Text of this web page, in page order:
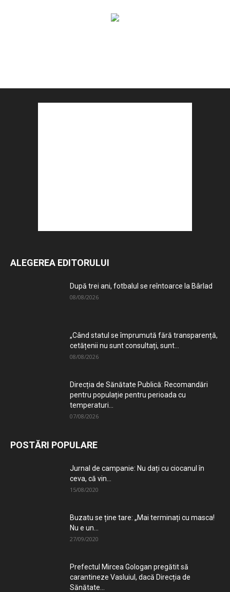
ALEGEREA EDITORULUI
După trei ani, fotbalul se reîntoarce la Bârlad
08/08/2026
„Când statul se împrumută fără transparență,
cetățenii nu sunt consultați, sunt...
08/08/2026
Direcția de Sănătate Publică: Recomandări
pentru populație pentru perioada cu
temperaturi...
07/08/2026
POSTĂRI POPULARE
Jurnal de campanie: Nu dați cu ciocanul în
ceva, că vin...
15/08/2020
Buzatu se ține tare: „Mai terminați cu masca!
Nu e un...
27/09/2020
Prefectul Mircea Gologan pregătit să
carantineze Vasluiul, dacă Direcția de
Sănătate...